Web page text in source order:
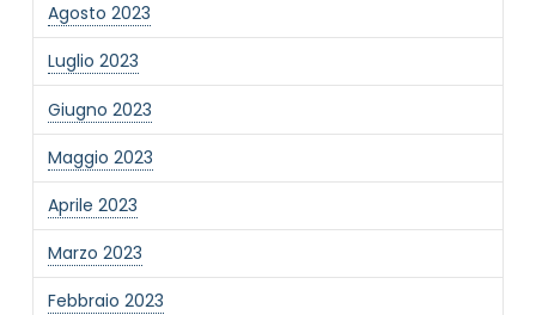
Agosto 2023
Luglio 2023
Giugno 2023
Maggio 2023
Aprile 2023
Marzo 2023
Febbraio 2023